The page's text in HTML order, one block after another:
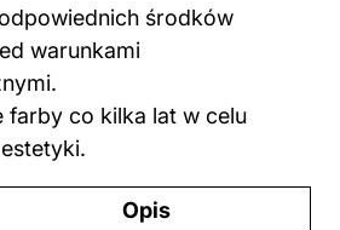
środków
warunkami
farby co kilka lat w celu
Opis